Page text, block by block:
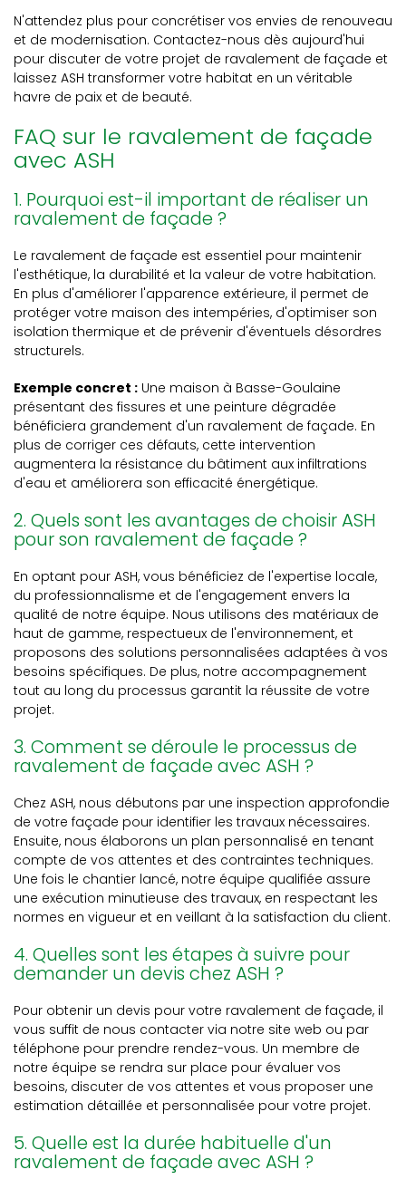
N'attendez plus pour concrétiser vos envies de renouveau
et de modernisation. Contactez-nous dès aujourd'hui
pour discuter de votre projet de ravalement de façade et
laissez ASH transformer votre habitat en un véritable
havre de paix et de beauté.
FAQ sur le ravalement de façade
avec ASH
1. Pourquoi est-il important de réaliser un
ravalement de façade ?
Le ravalement de façade est essentiel pour maintenir
l'esthétique, la durabilité et la valeur de votre habitation.
En plus d'améliorer l'apparence extérieure, il permet de
protéger votre maison des intempéries, d'optimiser son
isolation thermique et de prévenir d'éventuels désordres
structurels.
Exemple concret : Une maison à Basse-Goulaine
présentant des fissures et une peinture dégradée
bénéficiera grandement d'un ravalement de façade. En
plus de corriger ces défauts, cette intervention
augmentera la résistance du bâtiment aux infiltrations
d'eau et améliorera son efficacité énergétique.
2. Quels sont les avantages de choisir ASH
pour son ravalement de façade ?
En optant pour ASH, vous bénéficiez de l'expertise locale,
du professionnalisme et de l'engagement envers la
qualité de notre équipe. Nous utilisons des matériaux de
haut de gamme, respectueux de l'environnement, et
proposons des solutions personnalisées adaptées à vos
besoins spécifiques. De plus, notre accompagnement
tout au long du processus garantit la réussite de votre
projet.
3. Comment se déroule le processus de
ravalement de façade avec ASH ?
Chez ASH, nous débutons par une inspection approfondie
de votre façade pour identifier les travaux nécessaires.
Ensuite, nous élaborons un plan personnalisé en tenant
compte de vos attentes et des contraintes techniques.
Une fois le chantier lancé, notre équipe qualifiée assure
une exécution minutieuse des travaux, en respectant les
normes en vigueur et en veillant à la satisfaction du client.
4. Quelles sont les étapes à suivre pour
demander un devis chez ASH ?
Pour obtenir un devis pour votre ravalement de façade, il
vous suffit de nous contacter via notre site web ou par
téléphone pour prendre rendez-vous. Un membre de
notre équipe se rendra sur place pour évaluer vos
besoins, discuter de vos attentes et vous proposer une
estimation détaillée et personnalisée pour votre projet.
5. Quelle est la durée habituelle d'un
ravalement de façade avec ASH ?